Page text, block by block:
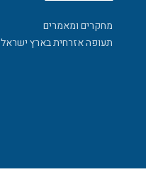
מחקרים ומאמרים
תעופה אזרחית בארץ ישראל